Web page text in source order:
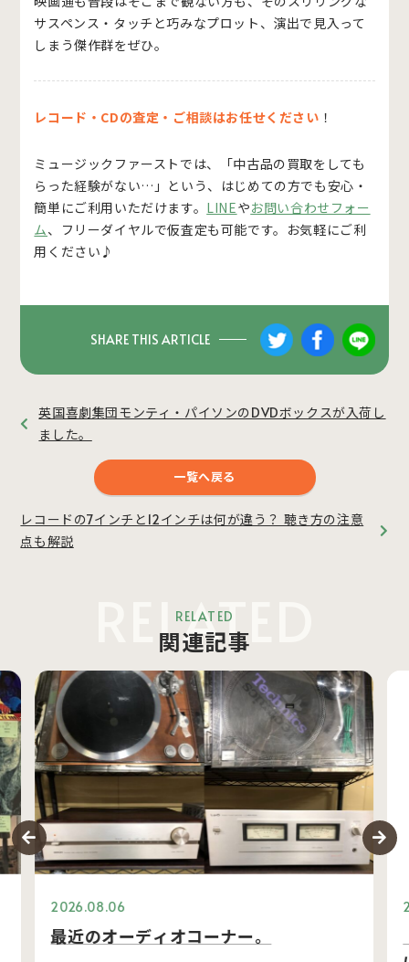
サスペンス・タッチと巧みなプロット、演出で見入って
しまう傑作群をぜひ。
レコード・CDの査定・ご相談はお任せください ！
ミュージックファーストでは、「中古品の買取をしても
らった経験がない…」という、はじめての方でも安心・
簡単にご利用いただけます。 LINEやお問い合わせフォー
ム、フリーダイヤルで仮査定も可能です。お気軽にご利
用ください♪
SHARE THIS ARTICLE
英国喜劇集団モンティ・パイソンのDVDボックスが入荷し
ました。
一覧へ戻る
レコードの7インチと12インチは何が違う？ 聴き方の注意
点も解説
RELATED
RELATED
関連記事
2026.08.06
最近のオーディオコーナー。